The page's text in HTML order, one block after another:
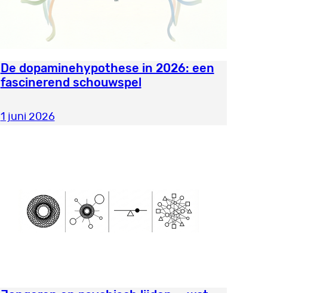
De dopaminehypothese in 2026: een
fascinerend schouwspel
1 juni 2026